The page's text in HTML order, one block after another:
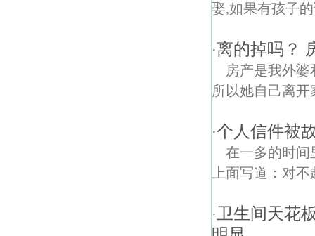
娶,如果有孩子
·离的掉吗？
房产是我外
所以她自己离
·个人信件被
在一多的时间
上面写道：对
·卫生间天花